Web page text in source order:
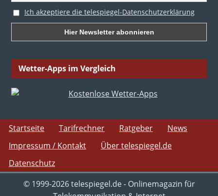
Ich akzeptiere die telespiegel-Datenschutzerklärung
Wetter-Apps im Vergleich
Startseite Tarifrechner Ratgeber
News
Impressum / Kontakt
Über telespiegel.de
Datenschutz
© 1999-2026 telespiegel.de - Onlinemagazin für